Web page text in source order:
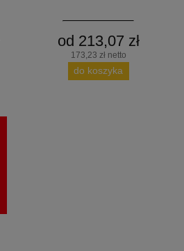
od 213,07 zł
173,23 zł netto
do koszyka